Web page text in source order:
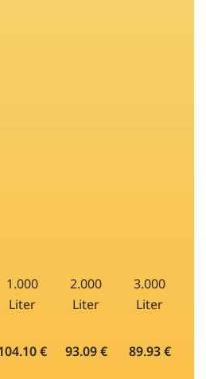
1.000
Liter
2.000
Liter
3.000
Liter
€ 93.09 € 89.93 €